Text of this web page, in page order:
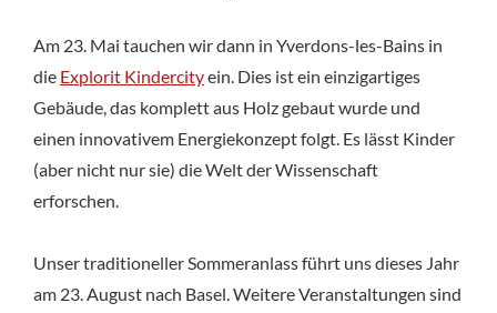
Am 23. Mai tauchen wir dann in Yverdons-les-Bains in
die Explorit Kindercityein. Dies ist ein einzigartiges
Gebäude, das komplett aus Holz gebaut wurde und
einen innovativem Energiekonzept folgt. Es lässt Kinder
(aber nicht nur sie) die Welt der Wissenschaft
erforschen.
Unser traditioneller Sommeranlass führt uns dieses Jahr
am 23. August nach Basel. Weitere Veranstaltungen sind